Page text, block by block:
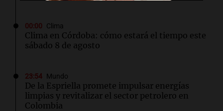
00:00 Clima
Clima en Córdoba: cómo estará el tiempo este
sábado 8 de agosto
23:54 Mundo
De la Espriella promete impulsar energías
limpias y revitalizar el sector petrolero en
Colombia